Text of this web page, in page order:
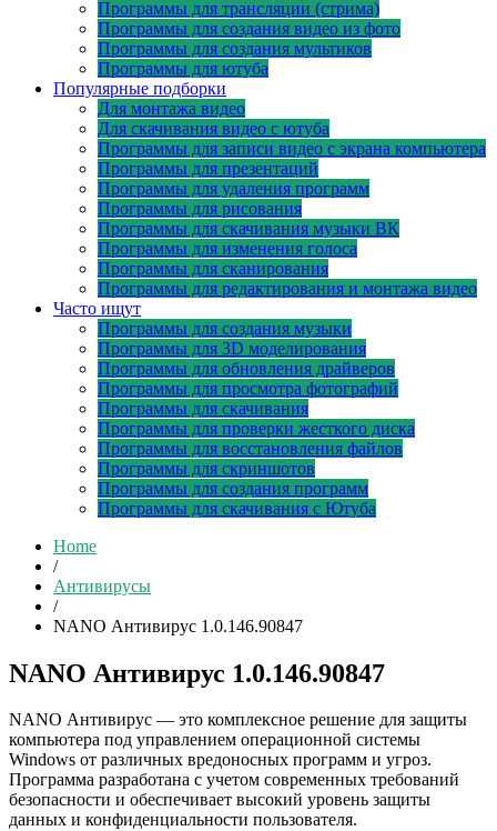
Программы для трансляции (стрима)
Программы для создания видео из фото
Программы для создания мультиков
Программы для ютуба
Популярные подборки
Для монтажа видео
Для скачивания видео с ютуба
Программы для записи видео с экрана компьютера
Программы для презентаций
Программы для удаления программ
Программы для рисования
Программы для скачивания музыки ВК
Программы для изменения голоса
Программы для сканирования
Программы для редактирования и монтажа видео
Часто ищут
Программы для создания музыки
Программы для 3D моделирования
Программы для обновления драйверов
Программы для просмотра фотографий
Программы для скачивания
Программы для проверки жесткого диска
Программы для восстановления файлов
Программы для скриншотов
Программы для создания программ
Программы для скачивания с Ютуба
Home
/
Антивирусы
/
NANO Антивирус 1.0.146.90847
NANO Антивирус 1.0.146.90847
NANO Антивирус — это комплексное решение для защиты
компьютера под управлением операционной системы
Windows от различных вредоносных программ и угроз.
Программа разработана с учетом современных требований
безопасности и обеспечивает высокий уровень защиты
данных и конфиденциальности пользователя.